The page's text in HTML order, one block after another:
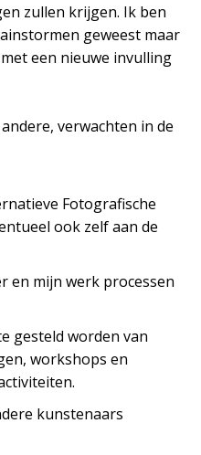
zullen krijgen. Ik ben
geweest maar
een nieuwe invulling
verwachten in de
Fotografische
ook zelf aan de
en mijn werk processen
gesteld worden van
workshops en
kunstenaars